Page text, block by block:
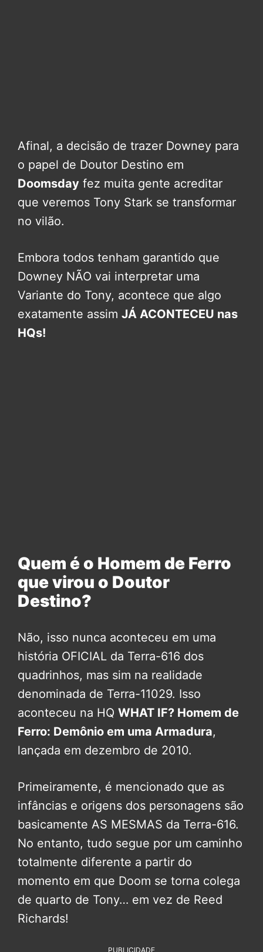
Afinal, a decisão de trazer Downey para
o papel de Doutor Destino em
Doomsday fez muita gente acreditar
que veremos Tony Stark se transformar
no vilão.
Embora todos tenham garantido que
Downey NÃO vai interpretar uma
Variante do Tony, acontece que algo
exatamente assim JÁ ACONTECEU nas
HQs!
Quem é o Homem de Ferro
que virou o Doutor
Destino?
Não, isso nunca aconteceu em uma
história OFICIAL da Terra-616 dos
quadrinhos, mas sim na realidade
denominada de Terra-11029. Isso
aconteceu na HQ WHAT IF? Homem de
Ferro: Demônio em uma Armadura,
lançada em dezembro de 2010.
Primeiramente, é mencionado que as
infâncias e origens dos personagens são
basicamente AS MESMAS da Terra-616.
No entanto, tudo segue por um caminho
totalmente diferente a partir do
momento em que Doom se torna colega
de quarto de Tony… em vez de Reed
Richards!
PUBLICIDADE